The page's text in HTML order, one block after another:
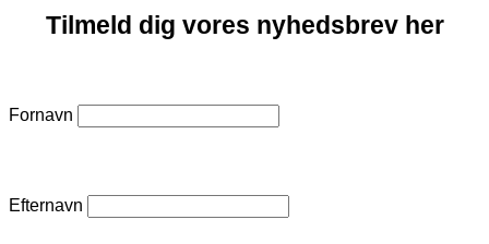
Tilmeld dig vores nyhedsbrev her
Fornavn
Efternavn